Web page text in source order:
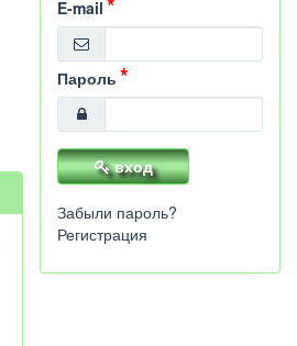
E-mail
Пароль
вход
Забыли пароль?
Регистрация